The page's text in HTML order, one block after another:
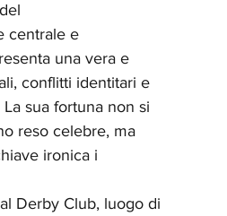
centrale e
una vera e
conflitti identitari e
sua fortuna non si
reso celebre, ma
ironica i
Derby Club, luogo di